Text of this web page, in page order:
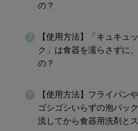
の？
【使用方法】「キュキュ
ク」は食器を濡らさずに
の？
【使用方法】フライパン
ゴシゴシいらずの泡パッ
流してから食器用洗剤と